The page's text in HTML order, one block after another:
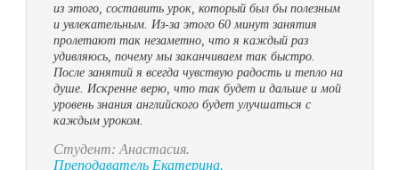
из этого, составить урок, который был бы полезным
и увлекательным. Из-за этого 60 минут занятия
пролетают так незаметно, что я каждый раз
удивляюсь, почему мы заканчиваем так быстро.
После занятий я всегда чувствую радость и тепло на
душе. Искренне верю, что так будет и дальше и мой
уровень знания английского будет улучшаться с
каждым уроком.
Студент: Анастасия.
Преподаватель Екатерина.